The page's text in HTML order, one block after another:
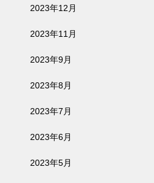
2023年12月
2023年11月
2023年9月
2023年8月
2023年7月
2023年6月
2023年5月